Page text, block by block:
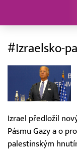
#Izraelsko-
Izrael předložil
Pásmu Gazy a o
palestinským